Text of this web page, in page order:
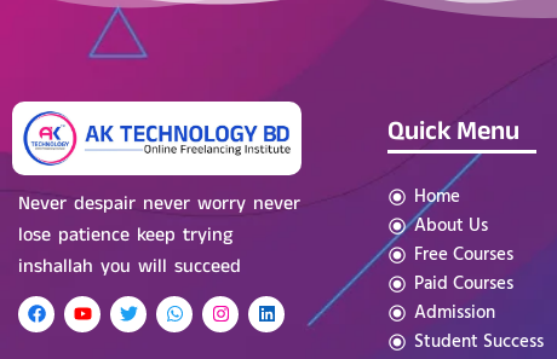
Never despair never worry never
lose patience keep trying
inshallah you will succeed
Quick Menu
Home
About Us
Free Courses
Paid Courses
Admission
Student Success